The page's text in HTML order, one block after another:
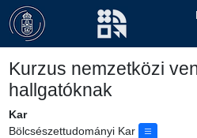
Kurzus nemzetközi
hallgatóknak
Kar
Bölcsészettudományi Kar